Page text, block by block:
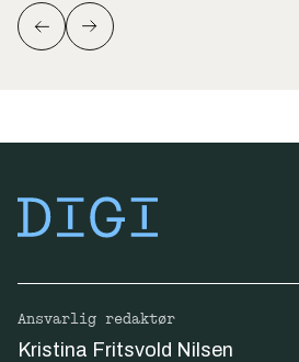
Ansvarlig redaktør
Kristina Fritsvold Nilsen